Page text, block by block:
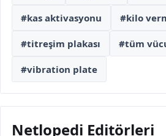
#kas aktivasyonu #kilo
#titreşim plakası #tüm
#vibration plate
Netlopedi Editörleri